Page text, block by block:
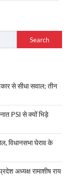
Search
से सीधा सवाल; तीन
PSI से क्यों भिड़े
विधानसभा घेराव के
अध्यक्ष रामाशीष राय